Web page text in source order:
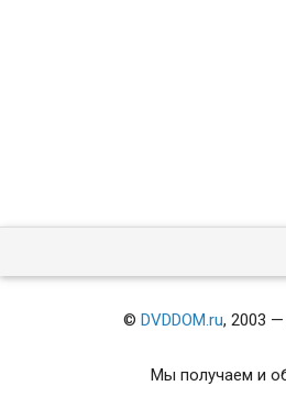
©DVDDOM.ru, 2003 —
Мы получаем и